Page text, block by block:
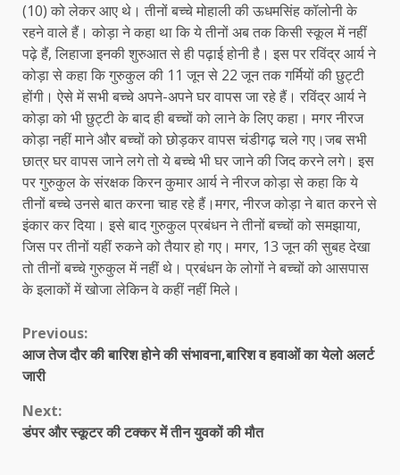
(10) को लेकर आए थे। तीनों बच्चे मोहाली की ऊधमसिंह कॉलोनी के
रहने वाले हैं। कोड़ा ने कहा था कि ये तीनों अब तक किसी स्कूल में नहीं
पढ़े हैं, लिहाजा इनकी शुरुआत से ही पढ़ाई होनी है। इस पर रविंद्र आर्य ने
कोड़ा से कहा कि गुरुकुल की 11 जून से 22 जून तक गर्मियों की छुट्टी
होंगी। ऐसे में सभी बच्चे अपने-अपने घर वापस जा रहे हैं। रविंद्र आर्य ने
कोड़ा को भी छुट्टी के बाद ही बच्चों को लाने के लिए कहा। मगर नीरज
कोड़ा नहीं माने और बच्चों को छोड़कर वापस चंडीगढ़ चले गए।जब सभी
छात्र घर वापस जाने लगे तो ये बच्चे भी घर जाने की जिद करने लगे। इस
पर गुरुकुल के संरक्षक किरन कुमार आर्य ने नीरज कोड़ा से कहा कि ये
तीनों बच्चे उनसे बात करना चाह रहे हैं।मगर, नीरज कोड़ा ने बात करने से
इंकार कर दिया। इसे बाद गुरुकुल प्रबंधन ने तीनों बच्चों को समझाया,
जिस पर तीनों यहीं रुकने को तैयार हो गए। मगर, 13 जून की सुबह देखा
तो तीनों बच्चे गुरुकुल में नहीं थे। प्रबंधन के लोगों ने बच्चों को आसपास
के इलाकों में खोजा लेकिन वे कहीं नहीं मिले।
Continue
Reading
Previous:
आज तेज दौर की बारिश होने की संभावना,बारिश व हवाओं का येलो अलर्ट
जारी
Next:
डंपर और स्कूटर की टक्कर में तीन युवकों की मौत